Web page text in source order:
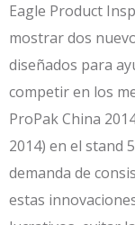
Eagle Product
mostrar dos
diseñados para
competir en los
ProPak China
2014) en el stand
demanda de
estas